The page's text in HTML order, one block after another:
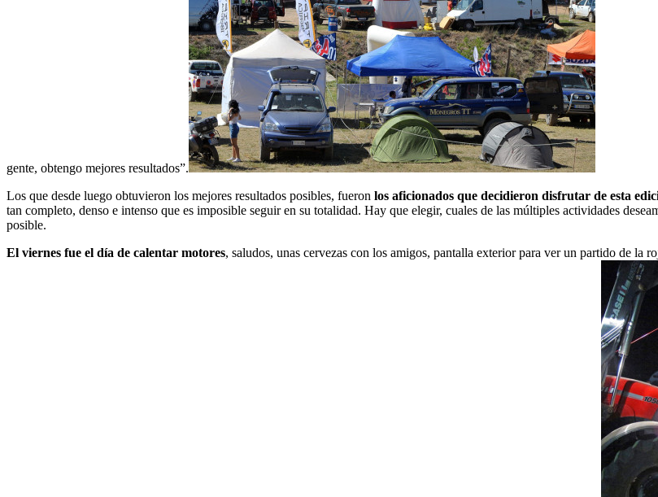
gente, obtengo mejores resultados”.
Los que desde luego obtuvieron los mejores resultados posibles, fueron los aficionados que decidieron disfrutar de esta
tan completo, denso e intenso que es imposible seguir en su totalidad. Hay que elegir, cuales de las múltiples actividades
posible.
El viernes fue el día de calentar motores, saludos, unas cervezas con los amigos, pantalla exterior para ver un partido de la